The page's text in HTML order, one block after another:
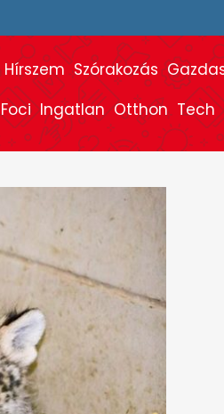
Hírszem Szórakozás
Foci Ingatlan Otthon Tech